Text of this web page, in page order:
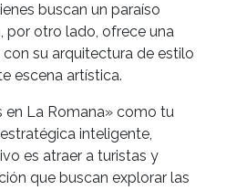
buscan un paraíso
por otro lado, ofrece una
su arquitectura de estilo
escena artística.
en La Romana» como tu
inteligente,
es atraer a turistas y
que buscan explorar las